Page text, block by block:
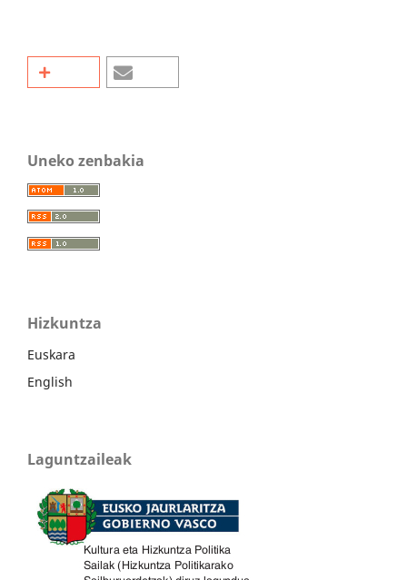
Uneko zenbakia
Hizkuntza
Euskara
English
Laguntzaileak